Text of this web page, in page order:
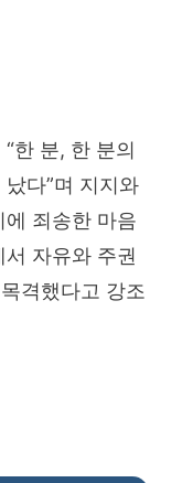
한 분, 한 분의
다”며 지지와
죄송한 마음
자유와 주권
격했다고 강조